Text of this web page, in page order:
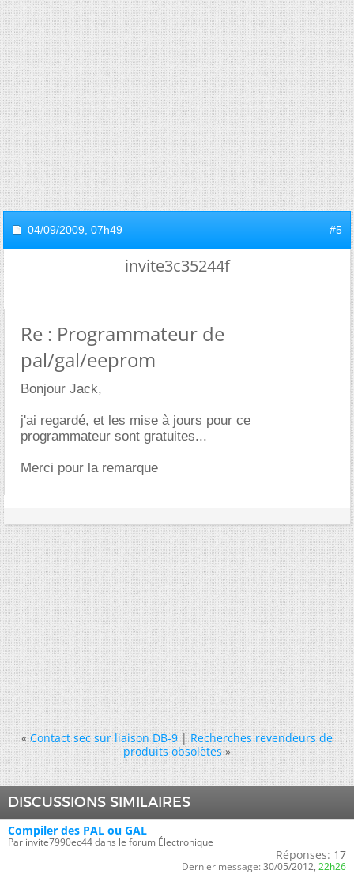
04/09/2009, 07h49 #5
invite3c35244f
Re : Programmateur de
pal/gal/eeprom
Bonjour Jack,
j'ai regardé, et les mise à jours pour ce
programmateur sont gratuites...
Merci pour la remarque
« Contact sec sur liaison DB-9|Recherches revendeurs de
produits obsolètes »
DISCUSSIONS SIMILAIRES
Compiler des PAL ou GAL
Par invite7990ec44 dans le forum Électronique
Réponses: 17
Dernier message: 30/05/2012, 22h26